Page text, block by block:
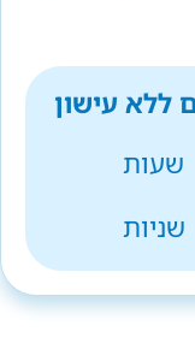
ללא עישון
שעות
שניות